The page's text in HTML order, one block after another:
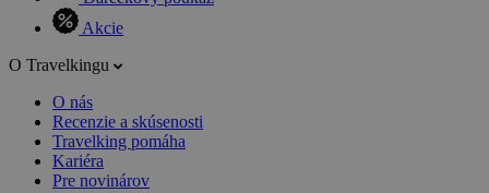
Akcie
O Travelkingu
O nás
Recenzie a skúsenosti
Travelking pomáha
Kariéra
Pre novinárov